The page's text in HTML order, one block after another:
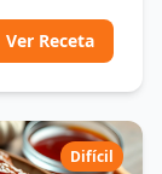
Ver Receta
Difícil